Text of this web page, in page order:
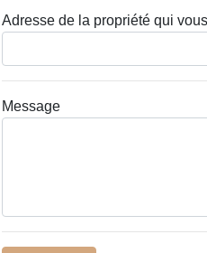
Adresse de la propriété qui
Message